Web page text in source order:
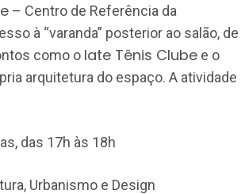
– Centro de Referência da
à “varanda” posterior ao salão, de
como o Iate Tênis Clubee o
arquitetura do espaço. A atividade
das 17h às 18h
Urbanismo e Design